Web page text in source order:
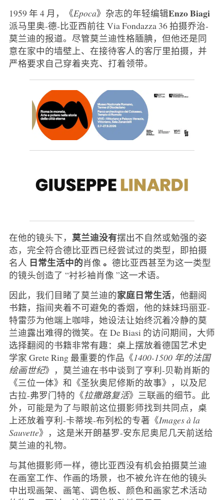
1959 年 4 月，《Epoca》杂志的年轻编辑Enzo Biagi
派马里奥-德-比亚西前往 Via Fondazza 36 拍摄乔治-
莫兰迪的报道。尽管莫兰迪性格腼腆，但他还是同
意在家中的墙壁上、在接待客人的客厅里拍摄，并
严格要求自己穿着夹克、打着领带。
在他的镜头下， 莫兰迪没有摆出不自然或勉强的姿
态，完全符合德比亚西已经尝试过的类型，即拍摄
名人 日常生活中的肖像 。 德比亚西甚至为这一类型
的镜头创造了 “衬衫袖肖像 ”这一术语。
因此，我们目睹了莫兰迪的家庭日常生活，他翻阅
书籍，指间夹着不可避免的香烟，他的妹妹玛丽亚-
特雷莎为他端上咖啡，她设法让始终沉着冷静的莫
兰迪露出难得的微笑。在 De Biasi 的访问期间，大师
选择翻阅的书籍非常有趣：桌上摆放着德国艺术史
学家 Grete Ring 最重要的作品《1400-1500 年的法国
绘画世纪》，莫兰迪在书中谈到了亨利-贝勒肖斯的
《三位一体》和《圣狄奥尼修斯的故事》，以及尼
古拉-弗罗门特的《拉撒路复活》三联画的细节。此
外，可能是为了与眼前这位摄影师找到共同点，桌
上还放着亨利-卡蒂埃-布列松的专著《Images à la
Sauvette》，这是米开朗基罗-安东尼奥尼几天前送给
莫兰迪的礼物。
与其他摄影师一样，德比亚西没有机会拍摄莫兰迪
在画室工作、作画的场景，也不被允许在他的镜头
中出现画架、画笔、调色板、颜色和画家艺术活动